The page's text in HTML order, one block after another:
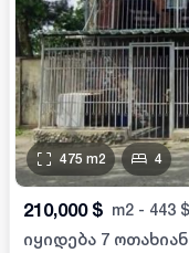
475 m2 4
210,000 $ m2 - 443 $
იყიდება 7